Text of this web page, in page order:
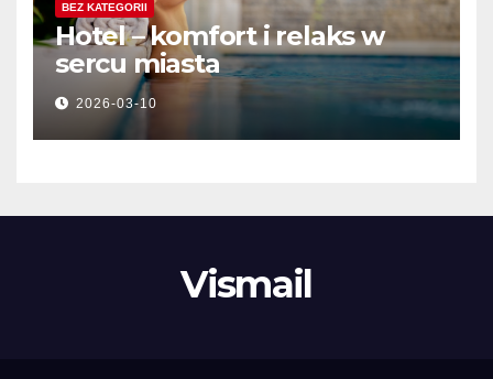
BEZ KATEGORII
Hotel – komfort i relaks w
sercu miasta
2026-03-10
Vismail